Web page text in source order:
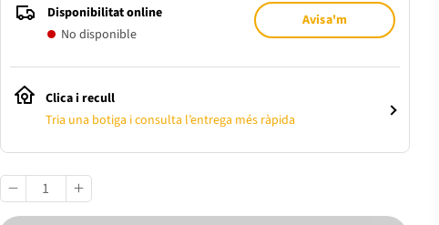
Disponibilitat online
No disponible
Avisa'm
Clica i recull
Tria una botiga i consulta l’entrega més ràpida